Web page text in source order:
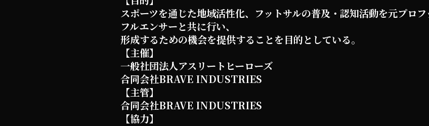
スポーツを通じた地域活性化、フットサルの普及・認知活動を元プロ
フルエンサーと共に行い、
形成するための機会を提供することを目的としている。
【主催】
一般社団法人アスリートヒーローズ
合同会社BRAVE INDUSTRIES
【主管】
合同会社BRAVE INDUSTRIES
【協力】